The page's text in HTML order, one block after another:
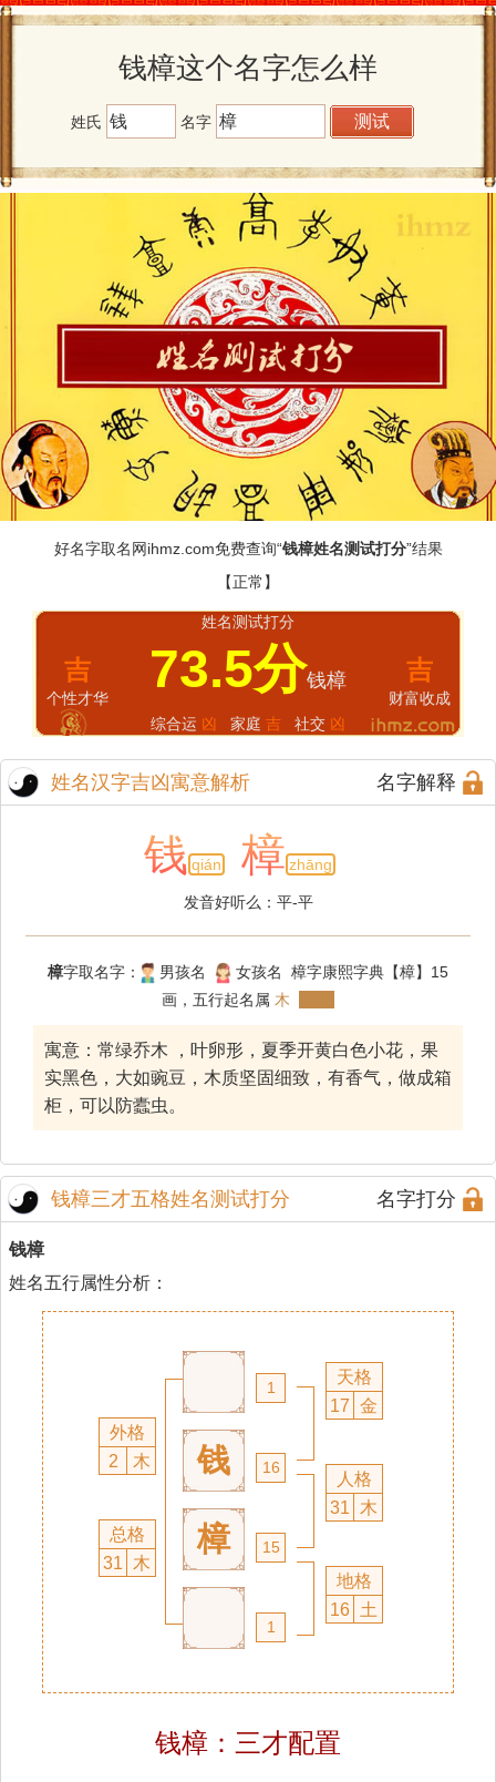
钱樟这个名字怎么样
姓氏 名字
好名字取名网ihmz.com免费查询“钱樟姓名测试打分”结果
【正常】
吉
个性才华
姓名测试打分
73.5分钱樟
综合运 凶 家庭 吉 社交 凶
吉
财富收成
姓名汉字吉凶寓意解析 名字解释
钱 qián 樟 zhāng
发音好听么：平-平
樟字取名字： 男孩名
女孩名 樟字康熙字典【樟】15
画，五行起名属 木
寓意：常绿乔木 ，叶卵形，夏季开黄白色小花，果
实黑色，大如豌豆，木质坚固细致，有香气，做成箱
柜，可以防蠹虫。
钱樟三才五格姓名测试打分 名字打分
钱樟
姓名五行属性分析：
外格
2
木
总格
31
木
钱
樟
1
16
15
1
天格
17 金
人格
31
木
地格
16 土
钱樟：三才配置